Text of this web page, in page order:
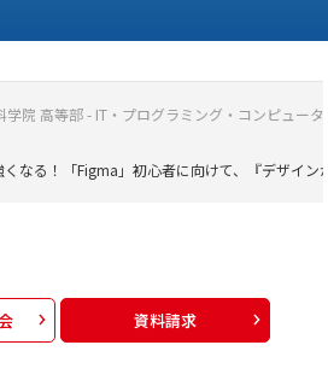
学院 高等部 - IT・プログラミング・コンピュー
くなる！「Figma」初心者に向けて、『デザイ
資料請求